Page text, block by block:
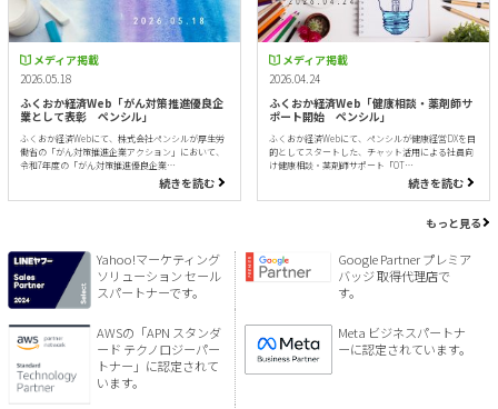
メディア掲載
2026.05.18
ふくおか経済Web「がん対策推進優良企
業として表彰 ペンシル」
ふくおか経済Webにて、株式会社ペンシルが厚生労
働省の「がん対策推進企業アクション」において、
令和7年度の「がん対策推進優良企業…
続きを読む
メディア掲載
2026.04.24
ふくおか経済Web「健康相談・薬剤師サ
ポート開始 ペンシル」
ふくおか経済Webにて、ペンシルが健康経営DXを目
的としてスタートした、チャット活用による社員向
け健康相談・薬剤師サポート「OT…
続きを読む
もっと見る
Yahoo!マーケティング
ソリューション セール
スパートナーです。
Google Partner プレミア
バッジ 取得代理店で
す。
AWSの「APN スタンダ
ード テクノロジーパー
トナー」に認定されて
います。
Meta ビジネスパートナ
ーに認定されています。